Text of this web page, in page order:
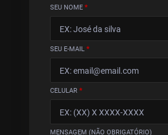
SEU NOME *
SEU E-MAIL *
CELULAR *
MENSAGEM (NÃO OBRIGATÓRIO)